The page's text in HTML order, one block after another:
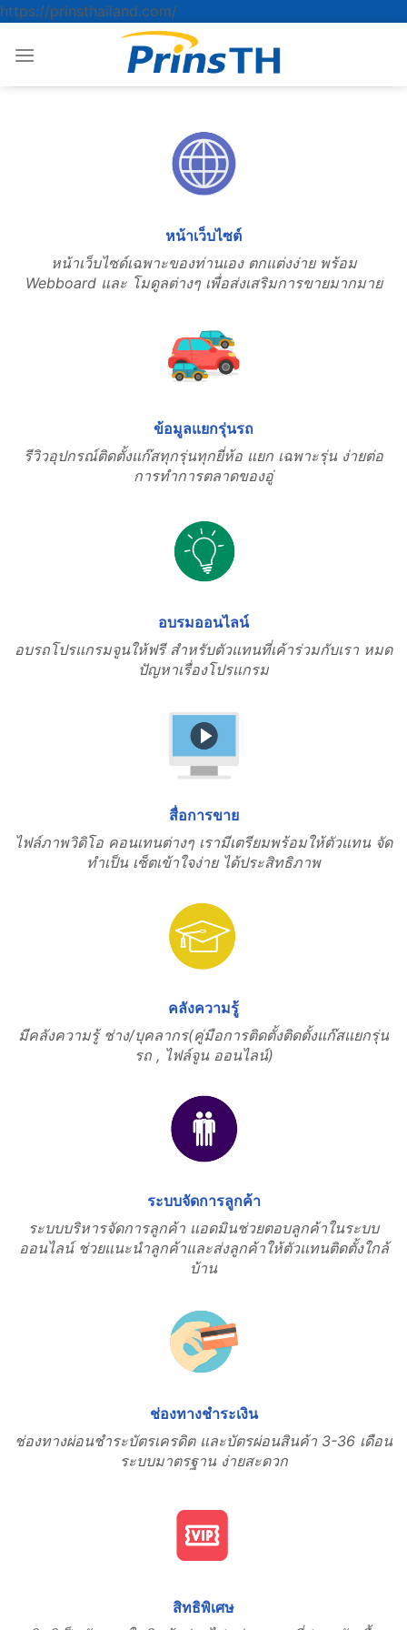
https://prinsthailand.com/
ไป
ยัง
เนื้อหา
หน้าเว็บไซต์
หน้าเว็บไซด์เฉพาะของท่านเอง ตกแต่งง่าย พร้อม
Webboard และ โมดูลต่างๆ เพื่อส่งเสริมการขายมากมาย
ข้อมูลแยกรุ่นรถ
รีวิวอุปกรณ์ติดตั้งแก๊สทุกรุ่นทุกยี่ห้อ แยก เฉพาะรุ่น ง่ายต่อ
การทำการตลาดของอู่
อบรมออนไลน์
อบรถโปรแกรมจูนให้ฟรี สำหรับตัวแทนที่เค้าร่วมกับเรา หมด
ปัญหาเรื่องโปรแกรม
สื่อการขาย
ไฟล์ภาพวิดิโอ คอนเทนต่างๆ เรามีเตรียมพร้อมให้ตัวแทน จัด
ทำเป็น เซ็ตเข้าใจง่าย ได้ประสิทธิภาพ
คลังความรู้
มีคลังความรู้ ช่าง/บุคลากร(คู่มือการติดตั้งติดตั้งแก๊สแยกรุ่น
รถ , ไฟล์จูน ออนไลน์)
ระบบจัดการลูกค้า
ระบบบริหารจัดการลูกค้า แอดมินช่วยตอบลูกค้าในระบบ
ออนไลน์ ช่วยแนะนำลูกค้าและส่งลูกค้าให้ตัวแทนติดตั้งใกล้
บ้าน
ช่องทางชำระเงิน
ช่องทางผ่อนชำระบัตรเครดิต และบัตรผ่อนสินค้า 3-36 เดือน
ระบบมาตรฐาน ง่ายสะดวก
สิทธิพิเศษ